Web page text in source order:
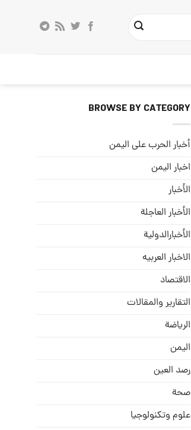
BROWSE BY CATEGORY
أخبار الحرب على اليمن
اخبار اليمن
الأخبار
الأخبار العاجلة
الأخبارالدولية
الاخبار العربيه
الاقتصاد
التقارير والمقالات
الریاضة
الیمن
رصد العین
صحة
علوم وتكنولوجيا